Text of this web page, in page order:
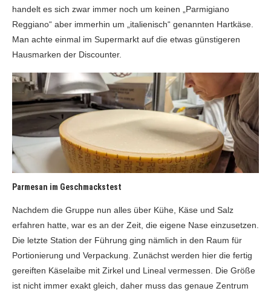
handelt es sich zwar immer noch um keinen „Parmigiano
Reggiano“ aber immerhin um „italienisch“ genannten Hartkäse.
Man achte einmal im Supermarkt auf die etwas günstigeren
Hausmarken der Discounter.
Parmesan im Geschmackstest
Nachdem die Gruppe nun alles über Kühe, Käse und Salz
erfahren hatte, war es an der Zeit, die eigene Nase einzusetzen.
Die letzte Station der Führung ging nämlich in den Raum für
Portionierung und Verpackung. Zunächst werden hier die fertig
gereiften Käselaibe mit Zirkel und Lineal vermessen. Die Größe
ist nicht immer exakt gleich, daher muss das genaue Zentrum